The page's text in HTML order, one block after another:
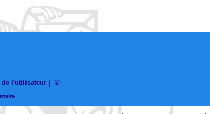
de l'utilisateur ©